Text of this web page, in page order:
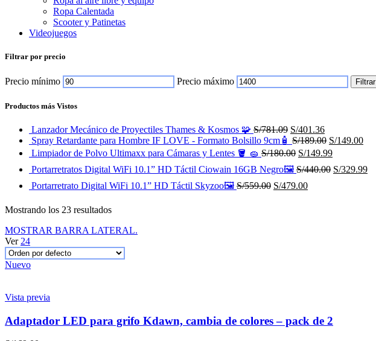
Ropa Calentada
Scooter y Patinetas
Videojuegos
Filtrar por precio
Precio mínimo Precio máximo Filtrar
Productos más Vistos
Lanzador Mecánico de Proyectiles Thames & Kosmos 🧩 S/781.09 S/401.36
Spray Retardante para Hombre IF LOVE - Formato Bolsillo 9cm🧴 S/189.00 S/149.00
Limpiador de Polvo Ultimaxx para Cámaras y Lentes 🪣 🧽 S/180.00 S/149.99
Portarretratos Digital WiFi 10.1” HD Táctil Ciowain 16GB Negro🖼️ S/440.00 S/329.99
Portarretrato Digital WiFi 10.1” HD Táctil Skyzoo🖼️ S/559.00 S/479.00
Mostrando los 23 resultados
MOSTRAR BARRA LATERAL.
Ver 24
Nuevo
Vista previa
Adaptador LED para grifo Kdawn, cambia de colores – pack de 2